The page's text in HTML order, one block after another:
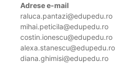
Adrese e-mail
raluca.pantazi@edupedu.ro
mihai.peticila@edupedu.ro
costin.ionescu@edupedu.ro
alexa.stanescu@edupedu.ro
diana.ghimisi@edupedu.ro